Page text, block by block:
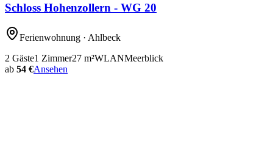
Schloss Hohenzollern - WG 20
Ferienwohnung · Ahlbeck
2 Gäste1 Zimmer27 m²WLANMeerblick
ab 54 €Ansehen